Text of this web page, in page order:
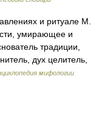
и ритуале М.
умирающее и
традиции,
дух целитель,
мифологии